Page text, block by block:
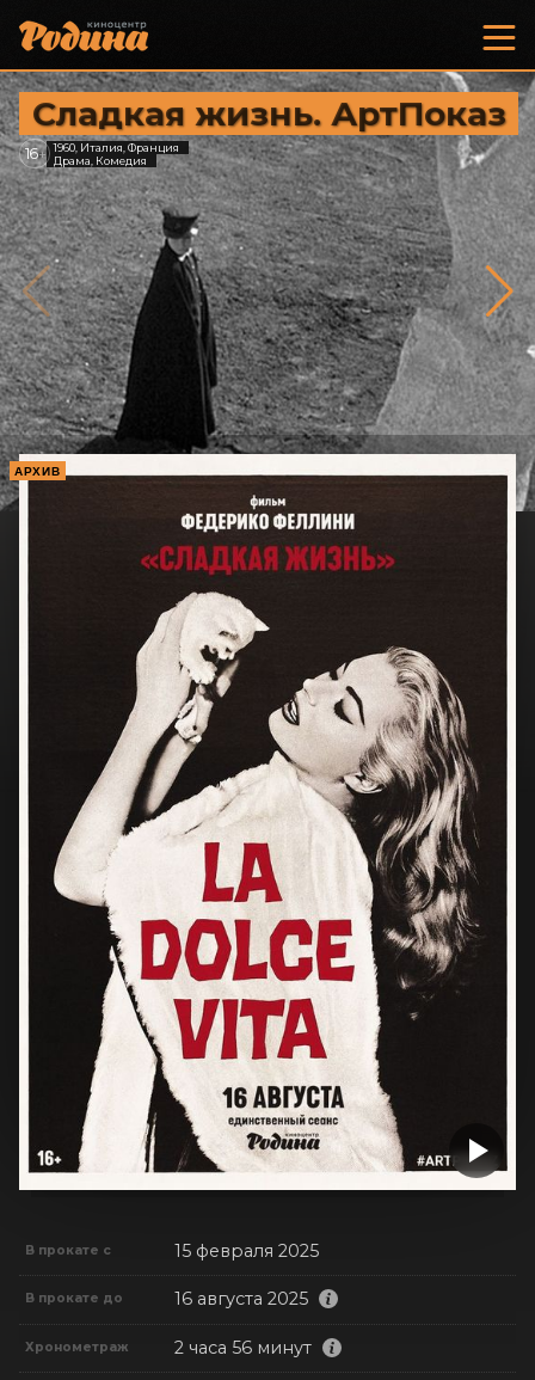
Сладкая жизнь. АртПоказ
16+ 1960, Италия, Франция
Драма, Комедия
АРХИВ
В прокате с 15 февраля 2025
В прокате до 16 августа 2025
Хронометраж 2 часа 56 минут